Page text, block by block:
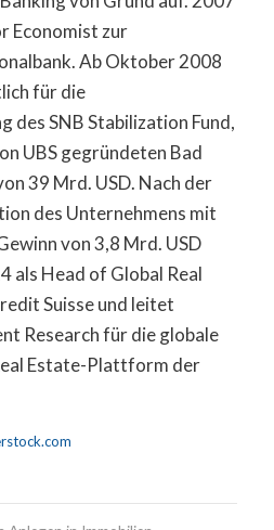
Economist zur
Ab Oktober 2008
für die
des SNB Stabilization Fund,
UBS gegründeten Bad
39 Mrd. USD. Nach der
des Unternehmens mit
von 3,8 Mrd. USD
als Head of Global Real
Suisse und leitet
Research für die globale
Estate-Plattform der